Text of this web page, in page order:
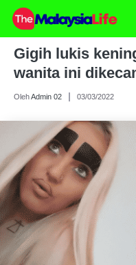
Skip
content
Gigih lukis
wanita ini
OlehAdmin 02 03/03/2022